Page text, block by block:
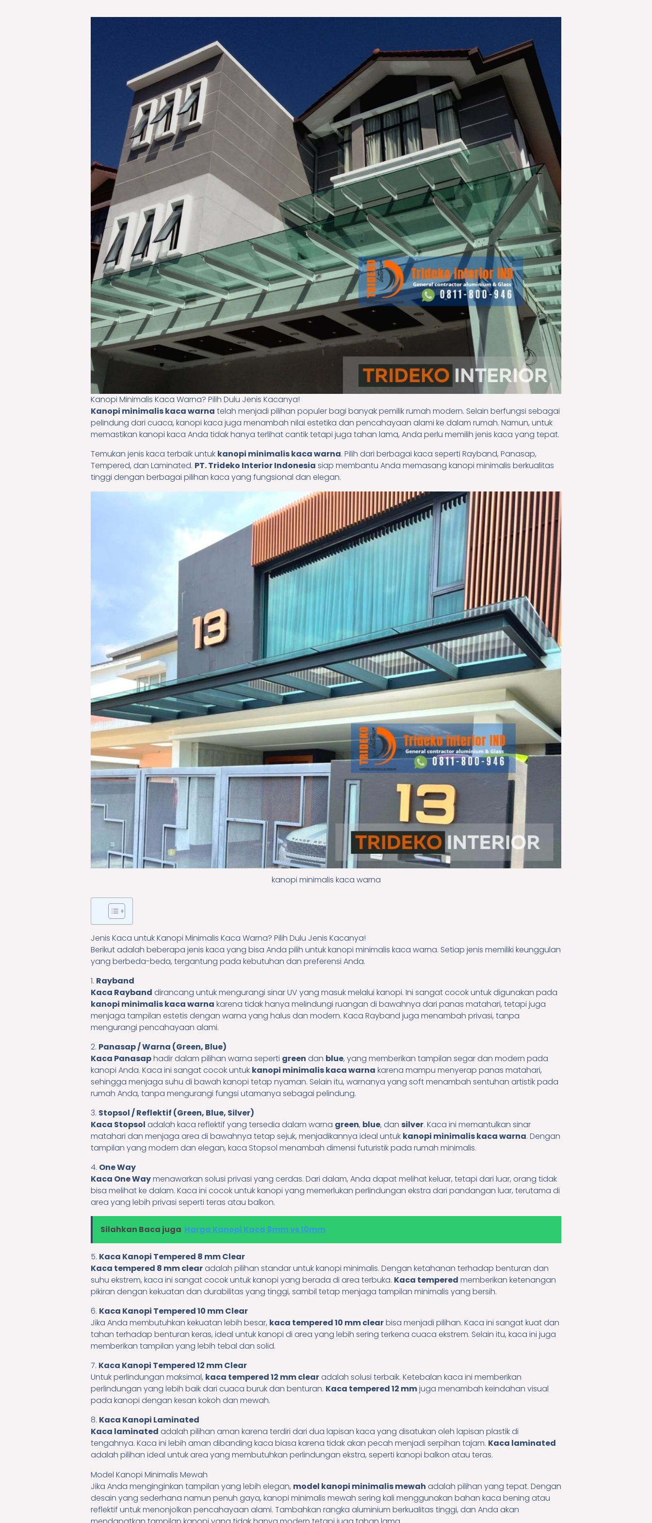
Kanopi Minimalis Kaca Warna? Pilih Dulu Jenis Kacanya!
Kanopi minimalis kaca warna telah menjadi pilihan populer bagi banyak pemilik rumah modern. Selain berfungsi sebagai
pelindung dari cuaca, kanopi kaca juga menambah nilai estetika dan pencahayaan alami ke dalam rumah. Namun, untuk
memastikan kanopi kaca Anda tidak hanya terlihat cantik tetapi juga tahan lama, Anda perlu memilih jenis kaca yang tepat.
Temukan jenis kaca terbaik untuk kanopi minimalis kaca warna. Pilih dari berbagai kaca seperti Rayband, Panasap,
Tempered, dan Laminated. PT. Trideko Interior Indonesia siap membantu Anda memasang kanopi minimalis berkualitas
tinggi dengan berbagai pilihan kaca yang fungsional dan elegan.
kanopi minimalis kaca warna
Jenis Kaca untuk Kanopi Minimalis Kaca Warna? Pilih Dulu Jenis Kacanya!
Berikut adalah beberapa jenis kaca yang bisa Anda pilih untuk kanopi minimalis kaca warna. Setiap jenis memiliki keunggulan
yang berbeda-beda, tergantung pada kebutuhan dan preferensi Anda.
1. Rayband
Kaca Rayband dirancang untuk mengurangi sinar UV yang masuk melalui kanopi. Ini sangat cocok untuk digunakan pada
kanopi minimalis kaca warna karena tidak hanya melindungi ruangan di bawahnya dari panas matahari, tetapi juga
menjaga tampilan estetis dengan warna yang halus dan modern. Kaca Rayband juga menambah privasi, tanpa
mengurangi pencahayaan alami.
2. Panasap / Warna (Green, Blue)
Kaca Panasaphadir dalam pilihan warna seperti green dan blue, yang memberikan tampilan segar dan modern pada
kanopi Anda. Kaca ini sangat cocok untuk kanopi minimalis kaca warna karena mampu menyerap panas matahari,
sehingga menjaga suhu di bawah kanopi tetap nyaman. Selain itu, warnanya yang soft menambah sentuhan artistik pada
rumah Anda, tanpa mengurangi fungsi utamanya sebagai pelindung.
3. Stopsol / Reflektif (Green, Blue, Silver)
Kaca Stopsol adalah kaca reflektif yang tersedia dalam warna green, blue, dan silver. Kaca ini memantulkan sinar
matahari dan menjaga area di bawahnya tetap sejuk, menjadikannya ideal untuk kanopi minimalis kaca warna. Dengan
tampilan yang modern dan elegan, kaca Stopsol menambah dimensi futuristik pada rumah minimalis.
4. One Way
Kaca One Waymenawarkan solusi privasi yang cerdas. Dari dalam, Anda dapat melihat keluar, tetapi dari luar, orang tidak
bisa melihat ke dalam. Kaca ini cocok untuk kanopi yang memerlukan perlindungan ekstra dari pandangan luar, terutama di
area yang lebih privasi seperti teras atau balkon.
Silahkan Baca juga Harga Kanopi Kaca 8mm vs 10mm
5. Kaca Kanopi Tempered 8 mm Clear
Kaca tempered 8 mm clearadalah pilihan standar untuk kanopi minimalis. Dengan ketahanan terhadap benturan dan
suhu ekstrem, kaca ini sangat cocok untuk kanopi yang berada di area terbuka. Kaca tempered memberikan ketenangan
pikiran dengan kekuatan dan durabilitas yang tinggi, sambil tetap menjaga tampilan minimalis yang bersih.
6. Kaca Kanopi Tempered 10 mm Clear
Jika Anda membutuhkan kekuatan lebih besar, kaca tempered 10 mm clearbisa menjadi pilihan. Kaca ini sangat kuat dan
tahan terhadap benturan keras, ideal untuk kanopi di area yang lebih sering terkena cuaca ekstrem. Selain itu, kaca ini juga
memberikan tampilan yang lebih tebal dan solid.
7. Kaca Kanopi Tempered 12 mm Clear
Untuk perlindungan maksimal, kaca tempered 12 mm clearadalah solusi terbaik. Ketebalan kaca ini memberikan
perlindungan yang lebih baik dari cuaca buruk dan benturan. Kaca tempered 12 mmjuga menambah keindahan visual
pada kanopi dengan kesan kokoh dan mewah.
8. Kaca Kanopi Laminated
Kaca laminated adalah pilihan aman karena terdiri dari dua lapisan kaca yang disatukan oleh lapisan plastik di
tengahnya. Kaca ini lebih aman dibanding kaca biasa karena tidak akan pecah menjadi serpihan tajam. Kaca laminated
adalah pilihan ideal untuk area yang membutuhkan perlindungan ekstra, seperti kanopi balkon atau teras.
Model Kanopi Minimalis Mewah
Jika Anda menginginkan tampilan yang lebih elegan, model kanopi minimalis mewah adalah pilihan yang tepat. Dengan
desain yang sederhana namun penuh gaya, kanopi minimalis mewah sering kali menggunakan bahan kaca bening atau
reflektif untuk menonjolkan pencahayaan alami. Tambahkan rangka aluminium berkualitas tinggi, dan Anda akan